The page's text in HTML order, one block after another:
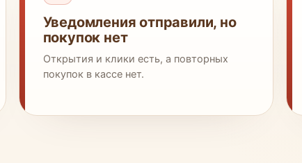
Уведомления отправили, но
покупок нет
Открытия и клики есть, а повторных
покупок в кассе нет.